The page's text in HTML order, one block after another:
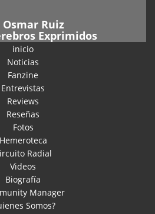
Osmar Ruiz
Exprimidos
inicio
Noticias
Fanzine
Entrevistas
Reviews
Reseñas
Fotos
Hemeroteca
Radial
Videos
Biografía
Manager
Somos?